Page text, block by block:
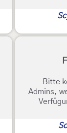
Bitte
Admins,